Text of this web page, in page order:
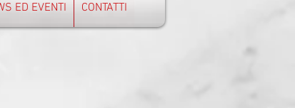
ED EVENTI CONTATTI